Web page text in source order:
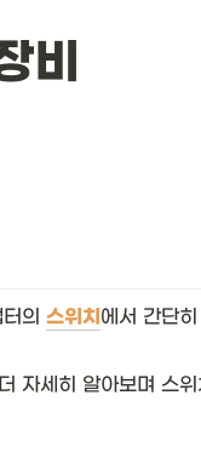
비
의 스위치에서 간단
자세히 알아보며 스